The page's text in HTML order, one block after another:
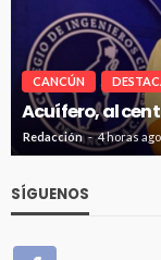
19
CANCÚN
Renuevan
Kukulcán
Redacción 4
SÍGUENOS